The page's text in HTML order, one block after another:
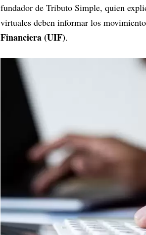
fundador de Tributo Simple, quien
virtuales deben informar los
Financiera (UIF).